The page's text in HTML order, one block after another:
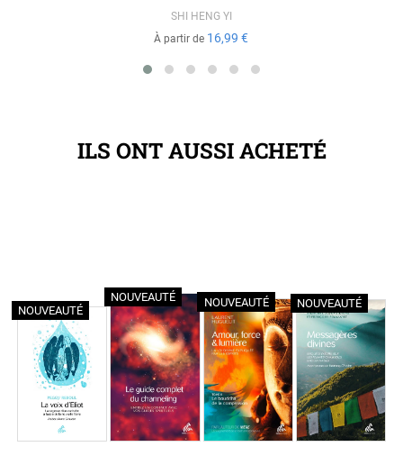
SHI HENG YI
À partir de 16,99 €
ILS ONT AUSSI ACHETÉ
NOUVEAUTÉ
NOUVEAUTÉ NOUVEAUTÉ NOUVEAUTÉ